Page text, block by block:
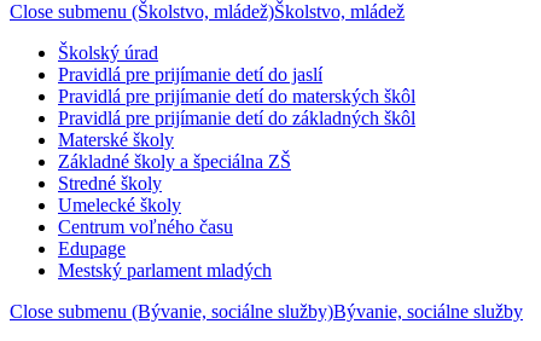
Close submenu (Školstvo, mládež)Školstvo, mládež
Školský úrad
Pravidlá pre prijímanie detí do jaslí
Pravidlá pre prijímanie detí do materských škôl
Pravidlá pre prijímanie detí do základných škôl
Materské školy
Základné školy a špeciálna ZŠ
Stredné školy
Umelecké školy
Centrum voľného času
Edupage
Mestský parlament mladých
Close submenu (Bývanie, sociálne služby)Bývanie, sociálne služby